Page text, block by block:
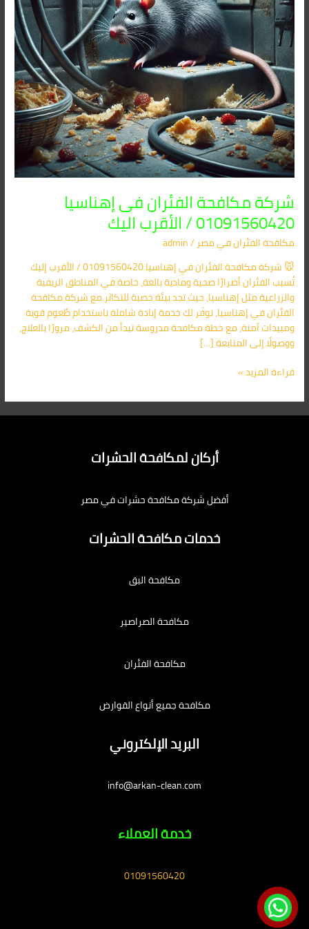
شركة مكافحة الفئران فى إهناسيا
01091560420 / الأقرب اليك
مكافحة الفئران​ في مصر/
admin
🐭 شركة مكافحة الفئران في إهناسيا 01091560420 / الأقرب إليك
تُسبب الفئران أضرارًا صحية ومادية بالغة، خاصة في المناطق الريفية
والزراعية مثل إهناسيا، حيث تجد بيئة خصبة للتكاثر.مع شركة مكافحة
الفئران في إهناسيا، نوفّر لك خدمة إبادة شاملة باستخدام طُعوم قوية
ومبيدات آمنة، مع خطة مكافحة مدروسة تبدأ من الكشف، مرورًا بالعلاج،
ووصولًا إلى المتابعة […]
الأقرب
اليك
قراءة المزيد »
أركان لمكافحة الحشرات
أفضل شركة مكافحة حشرات في مصر
خدمات مكافحة الحشرات
مكافحة البق
مكافحة الصراصير
مكافحة الفئران
مكافحة جميع أنواع القوارض
البريد الإلكتروني
info@arkan-clean.com
خدمة العملاء
01091560420